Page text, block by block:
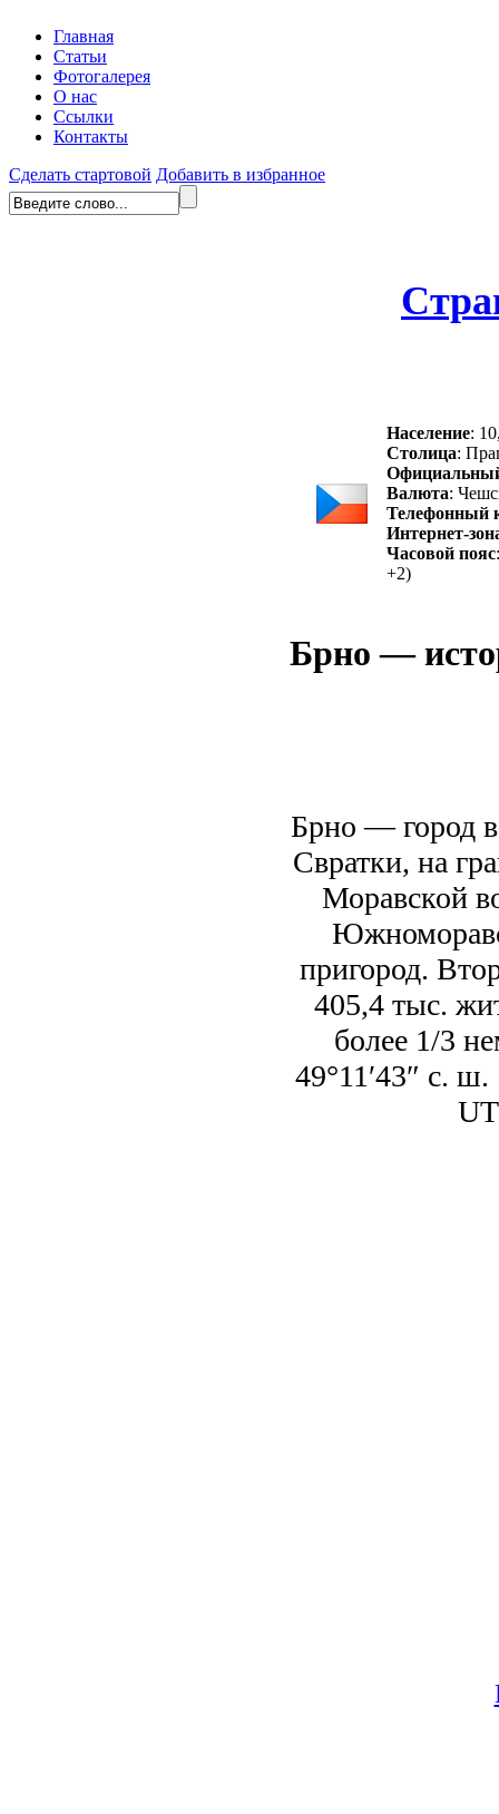
Главная
Статьи
Фотогалерея
О нас
Ссылки
Контакты
Сделать стартовой Добавить в избранное
Население:
Столица:
Валюта:
Телефонный
Интернет-
Часовой пояс
+2)
Брно —
Брно — город
Свратки, на
Моравской
пригород.
405,4 тыс.
более 1/3
49°11′43″ с.